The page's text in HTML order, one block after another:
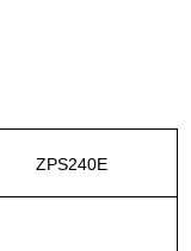
ZPS240E